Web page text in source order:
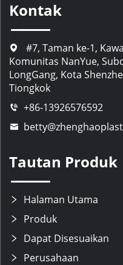
Kontak
#7, Taman ke-1,
Komunitas NanYue,
LongGang, Kota
Tiongkok
+86-13926576592
Tautan Produk
Halaman Utama
Produk
Dapat Disesuaikan
Perusahaan